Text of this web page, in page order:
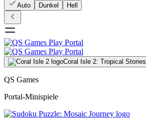
Auto Dunkel Hell
Coral Isle 2: Tropical Stories
QS Games
Portal-Minispiele